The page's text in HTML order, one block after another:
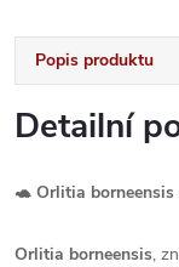
Popis produktu
Detailní
🐢 Orlitia
Orlitia borneensis,